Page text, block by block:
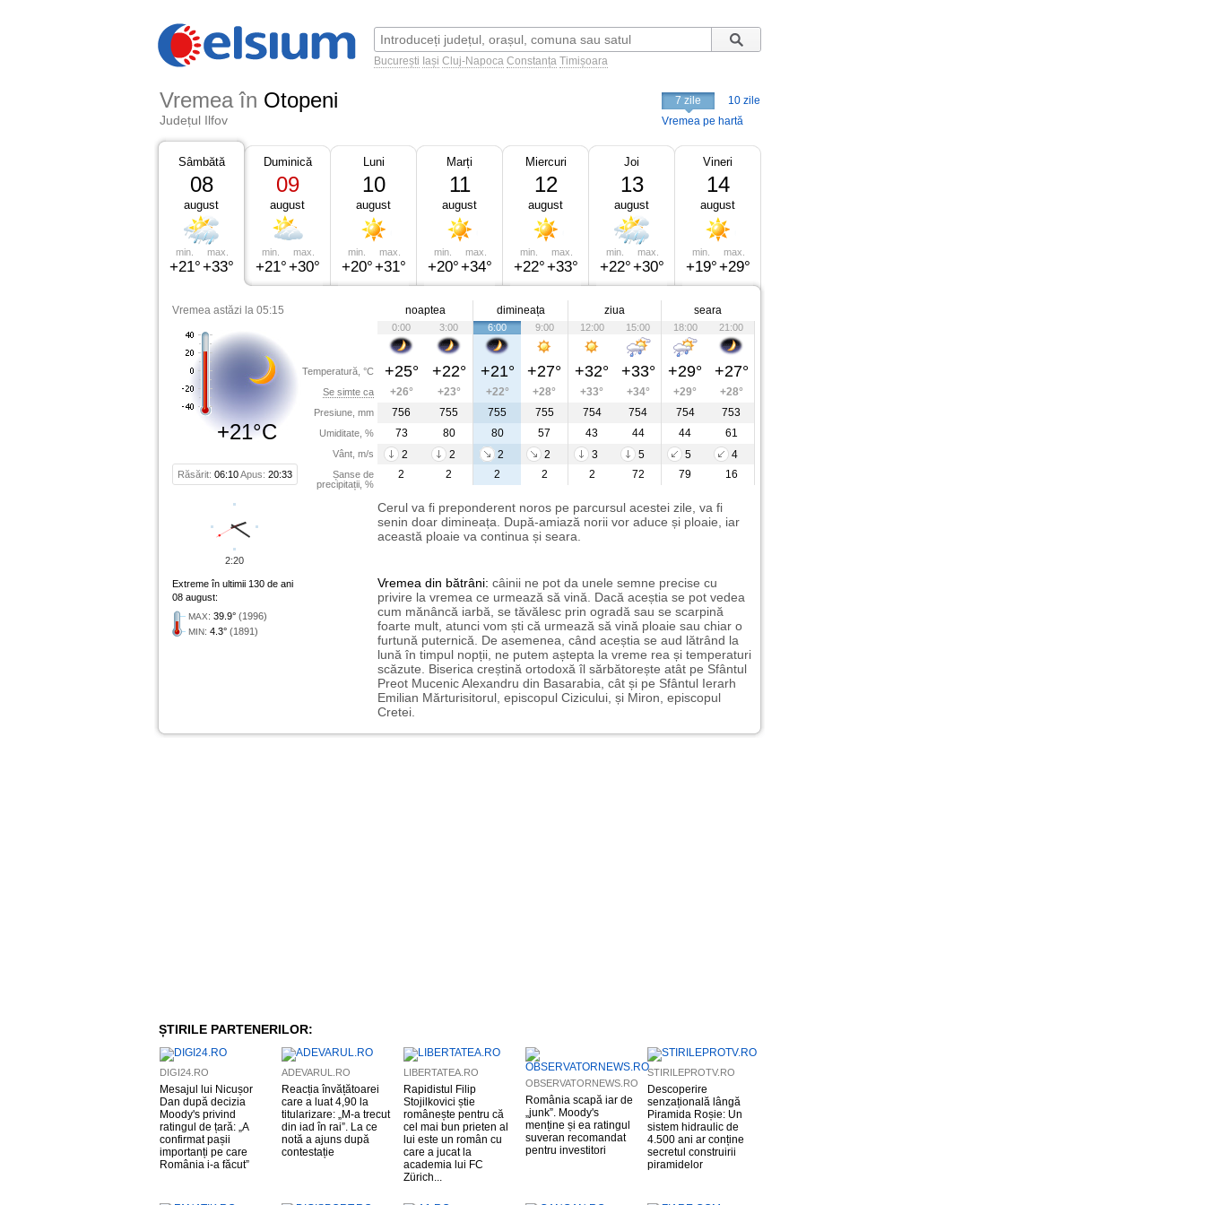
București Iași Cluj-Napoca Constanța Timișoara
Vremea în Otopeni
Județul Ilfov
7 zile
10 zile
Vremea pe hartă
Sâmbătă
08
august
min.
+21°
max.
+33°
Duminică
09
august
min.
+21°
max.
+30°
Luni
10
august
min.
+20°
max.
+31°
Marți
11
august
min.
+20°
max.
+34°
Miercuri
12
august
min.
+22°
max.
+33°
Joi
13
august
min.
+22°
max.
+30°
Vineri
14
august
min.
+19°
max.
+29°
Vremea astăzi la 05:15
+21°C
Răsărit: 06:10Apus: 20:33
Temperatură, °C
Se simte ca
Presiune, mm
Umiditate, %
Vânt, m/s
Șanse de
precipitații, %
noaptea dimineața ziua seara
0:00 3:00 6:00 9:00 12:00 15:00 18:00 21:00
+25° +22° +21° +27° +32° +33° +29° +27°
+26° +23° +22° +28° +33° +34° +29°
+28°
756
755 755 755 754 754 754
753
73
80 80 57 43 44 44
61
2
2 2 2 3 5 5
4
2
2 2 2 2 72 79 16
Cerul va fi preponderent noros pe parcursul acestei zile, va fi
senin doar dimineața. După-amiază norii vor aduce și ploaie, iar
această ploaie va continua și seara.
Extreme în ultimii 130 de ani
08 august:
MAX: 39.9° (1996)
MIN: 4.3° (1891)
Vremea din bătrâni: câinii ne pot da unele semne precise cu
privire la vremea ce urmează să vină. Dacă aceștia se pot vedea
cum mănâncă iarbă, se tăvălesc prin ogradă sau se scarpină
foarte mult, atunci vom ști că urmează să vină ploaie sau chiar o
furtună puternică. De asemenea, când aceștia se aud lătrând la
lună în timpul nopții, ne putem aștepta la vreme rea și temperaturi
scăzute. Biserica creștină ortodoxă îl sărbătorește atât pe Sfântul
Preot Mucenic Alexandru din Basarabia, cât și pe Sfântul Ierarh
Emilian Mărturisitorul, episcopul Cizicului, și Miron, episcopul
Cretei.
2:20
ȘTIRILE PARTENERILOR:
DIGI24.RO
Mesajul lui Nicușor
Dan după decizia
Moody's privind
ratingul de țară: „A
confirmat pașii
importanți pe care
România i-a făcut”
ADEVARUL.RO
Reacția învățătoarei
care a luat 4,90 la
titularizare: „M-a trecut
din iad în rai”. La ce
notă a ajuns după
contestație
LIBERTATEA.RO
Rapidistul Filip
Stojilkovici știe
românește pentru că
cel mai bun prieten al
lui este un român cu
care a jucat la
academia lui FC
Zürich...
OBSERVATORNEWS.RO
România scapă iar de
„junk”. Moody's
menține și ea ratingul
suveran recomandat
pentru investitori
STIRILEPROTV.RO
Descoperire
senzațională lângă
Piramida Roșie: Un
sistem hidraulic de
4.500 ani ar conține
secretul construirii
piramidelor